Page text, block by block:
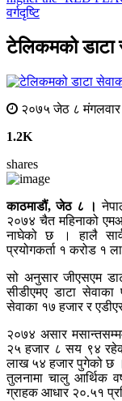
वर्गदृष्टि
टेलिकमको डाटा
२०७५ जेठ ८
1.2K
shares
काठमाडौं, जेठ ८ ।
२०७४ चैत महिनाको
नाघेको छ । हालै
प्रयोगकर्ता १ करोड १
सो अनुसार जीएसएम
सीडीएमए डाटा
सेवाका १७ हजार र
२०७४ असार
२५ हजार ८ सय ९४
लाख ५४ हजार पुगेको छ
तुलनामा चालु आर्थिक
ग्राहक आधार २०.५१